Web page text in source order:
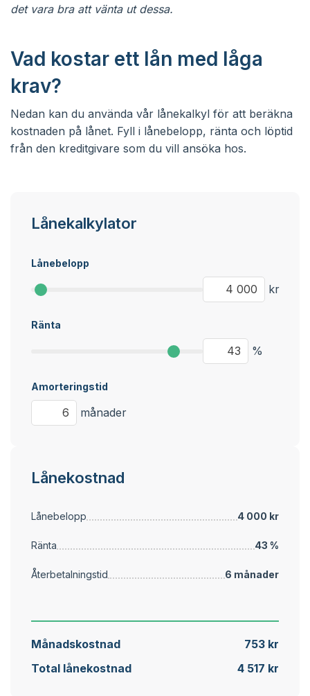
det vara bra att vänta ut dessa.
Vad kostar ett lån med låga
krav?
Nedan kan du använda vår lånekalkyl för att beräkna
kostnaden på lånet. Fyll i lånebelopp, ränta och löptid
från den kreditgivare som du vill ansöka hos.
Lånekalkylator
Lånebelopp
kr
Ränta
%
Amorteringstid
månader
Lånekostnad
Lånebelopp 4 000 kr
Ränta 43 %
Återbetalningstid 6 månader
Månadskostnad
753 kr
Total lånekostnad
4 517 kr